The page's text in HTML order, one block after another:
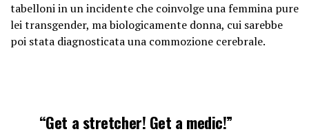
tabelloni in un incidente che coinvolge una femmina pure
lei transgender, ma biologicamente donna, cui sarebbe
poi stata diagnosticata una commozione cerebrale.
“Get a stretcher! Get a medic!”